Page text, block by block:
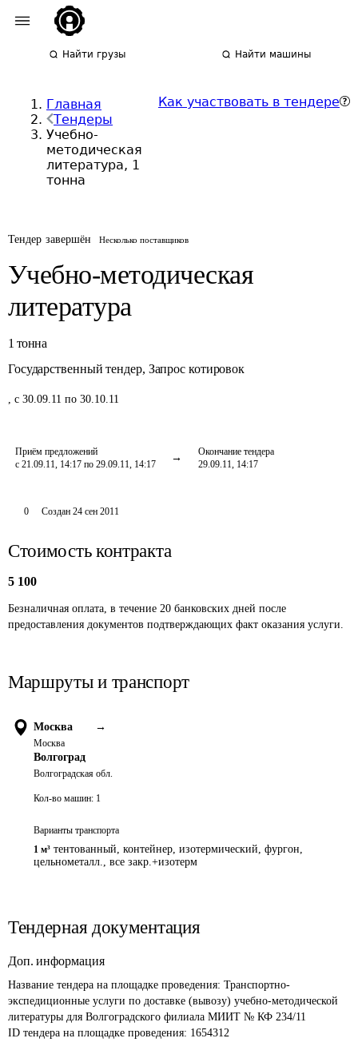
Найти грузы Найти машины
Главная
Тендеры
Учебно-
методическая
литература, 1
тонна
Как участвовать в тендере
Тендер завершён Несколько поставщиков
Учебно-методическая
литература
1 тонна
Государственный тендер, Запрос котировок
, с 30.09.11 по 30.10.11
Приём предложений
с 21.09.11, 14:17 по 29.09.11, 14:17
Окончание тендера
29.09.11, 14:17
0 Создан 24 сен 2011
Стоимость контракта
5 100
Безналичная оплата, в течение 20 банковских дней после
предоставления документов подтверждающих факт оказания услуги.
Маршруты и транспорт
Москва →
Москва
Волгоград
Волгоградская обл.
Кол-во машин: 1
Варианты транспорта
1 м³ тентованный, контейнер, изотермический, фургон,
цельнометалл., все закр.+изотерм
Тендерная документация
Доп. информация
Название тендера на площадке проведения: Транспортно-
экспедиционные услуги по доставке (вывозу) учебно-методической
литературы для Волгоградского филиала МИИТ № КФ 234/11
ID тендера на площадке проведения: 1654312